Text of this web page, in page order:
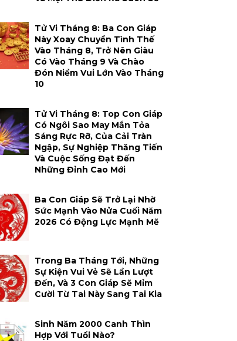
Tử Vi Tháng 8: Ba Con Giáp
Này Xoay Chuyển Tình Thế
Vào Tháng 8, Trở Nên Giàu
Có Vào Tháng 9 Và Chào
Đón Niềm Vui Lớn Vào Tháng
10
Tử Vi Tháng 8: Top Con Giáp
Có Ngôi Sao May Mắn Tỏa
Sáng Rực Rỡ, Của Cải Tràn
Ngập, Sự Nghiệp Thăng Tiến
Và Cuộc Sống Đạt Đến
Những Đỉnh Cao Mới
Ba Con Giáp Sẽ Trở Lại Nhờ
Sức Mạnh Vào Nửa Cuối Năm
2026 Có Động Lực Mạnh Mẽ
Trong Ba Tháng Tới, Những
Sự Kiện Vui Vẻ Sẽ Lần Lượt
Đến, Và 3 Con Giáp Sẽ Mỉm
Cười Từ Tai Này Sang Tai Kia
Sinh Năm 2000 Canh Thìn
Hợp Với Tuổi Nào?